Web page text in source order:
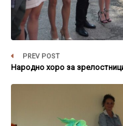
PREV POST
Народно хоро за